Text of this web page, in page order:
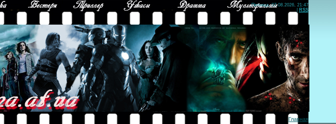
Пятница, 07.08.2026, 21:47
RSS
Главная